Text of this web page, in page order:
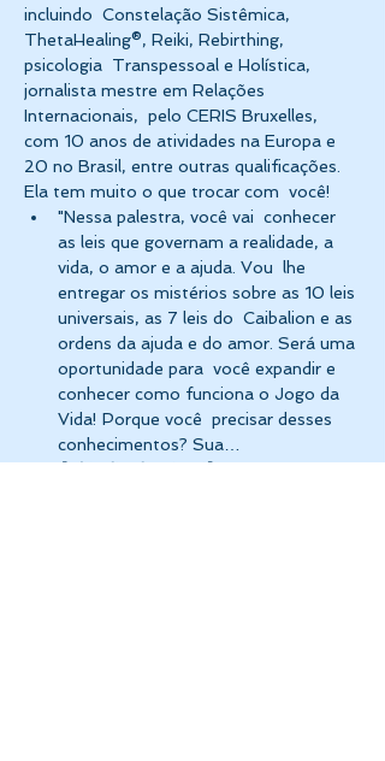
incluindo  Constelação Sistêmica,
ThetaHealing®, Reiki, Rebirthing,
psicologia  Transpessoal e Holística,
jornalista mestre em Relações
Internacionais,  pelo CERIS Bruxelles,
com 10 anos de atividades na Europa e
20 no Brasil, entre outras qualificações.
Ela tem muito o que trocar com  você!
"Nessa palestra, você vai  conhecer
as leis que governam a realidade, a
vida, o amor e a ajuda. Vou  lhe
entregar os mistérios sobre as 10 leis
universais, as 7 leis do  Caibalion e as
ordens da ajuda e do amor. Será uma
oportunidade para  você expandir e
conhecer como funciona o Jogo da
Vida! Porque você  precisar desses
conhecimentos? Sua…